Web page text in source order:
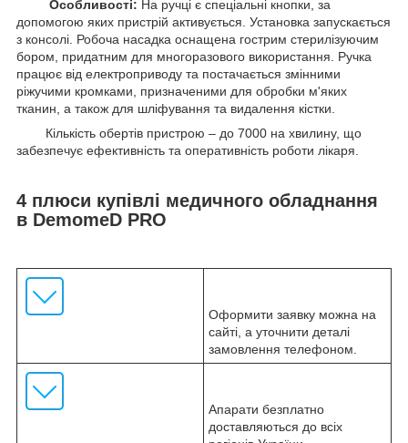
Особливості: На ручці є спеціальні кнопки, за
допомогою яких пристрій активується. Установка запускається
з консолі. Робоча насадка оснащена гострим стерилізуючим
бором, придатним для многоразового використання. Ручка
працює від електроприводу та постачається змінними
ріжучими кромками, призначеними для обробки м'яких
тканин, а також для шліфування та видалення кістки.
Кількість обертів пристрою – до 7000 на хвилину, що
забезпечує ефективність та оперативність роботи лікаря.
4 плюси купівлі медичного обладнання
в DemomeD PRO
Оформити заявку можна на
сайті, а уточнити деталі
замовлення телефоном.
Апарати безплатно
доставляються до всіх